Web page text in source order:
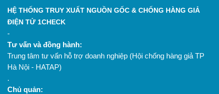
HỆ THỐNG TRUY XUẤT NGUỒN GỐC & CHỐNG HÀNG GIẢ
ĐIỆN TỬ 1CHECK
-
Tư vấn và đồng hành:
Trung tâm tư vấn hỗ trợ doanh nghiệp (Hội chống hàng giả TP
Hà Nội - HATAP)
.
Chủ quản: